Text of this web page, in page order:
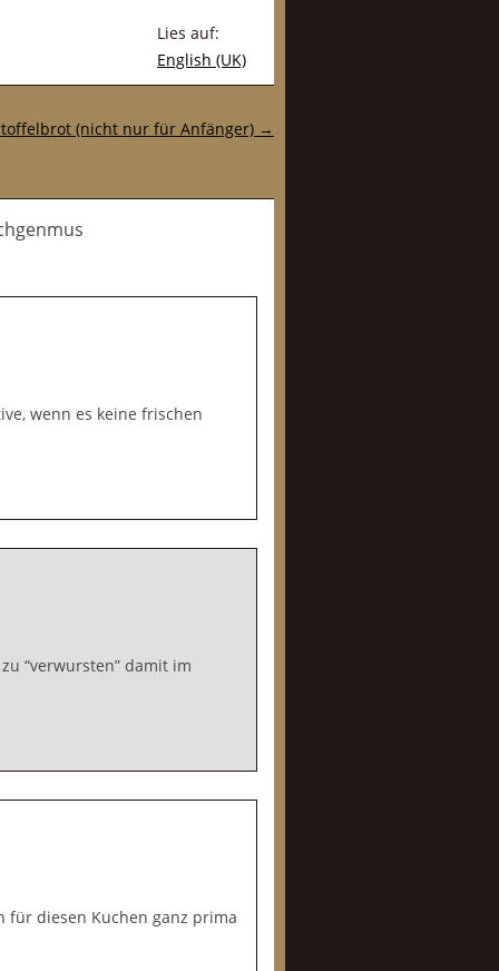
Lies auf:
English (UK)
(nicht nur für Anfänger) →
wenn es keine frischen
“verwursten” damit im
für diesen Kuchen ganz prima